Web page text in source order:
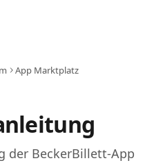
App Marktplatz
der BeckerBillett-App